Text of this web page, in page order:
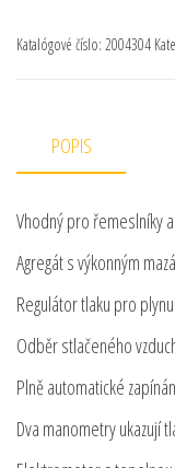
Katalógové číslo: 2004304
POPIS
Vhodný pro řemeslníky
Agregát s výkonným
Regulátor tlaku pro
Odběr stlačeného
Plně automatické
Dva manometry ukazují